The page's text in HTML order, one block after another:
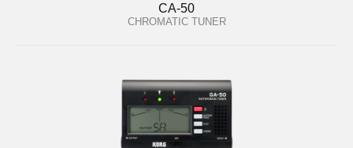
CA-50
CHROMATIC TUNER